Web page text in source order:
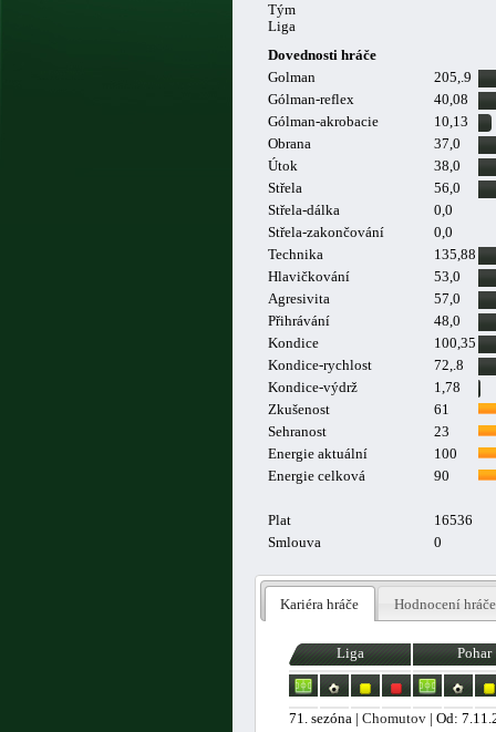
Tým
Liga
Dovednosti hráče
Golman
205,.9
Gólman-reflex
40,08
Gólman-akrobacie
10,13
Obrana
37,0
Útok
38,0
Střela
56,0
Střela-dálka
0,0
Střela-zakončování
0,0
Technika
135,88
Hlavičkování
53,0
Agresivita
57,0
Přihrávání
48,0
Kondice
100,35
Kondice-rychlost
72,.8
Kondice-výdrž
1,78
Zkušenost
61
Sehranost
23
Energie aktuální
100
Energie celková
90
Plat
16536
Smlouva
0
Kariéra hráče Hodnocení hráče
Liga Pohar
71. sezóna |Chomutov | Od: